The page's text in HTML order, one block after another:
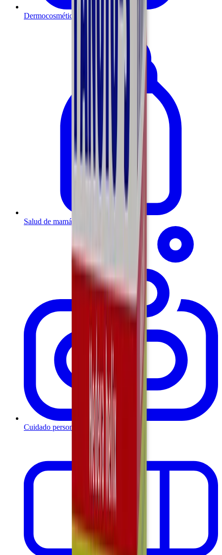
Dermocosméticos
Salud de mamá y bebé
Cuidado personal